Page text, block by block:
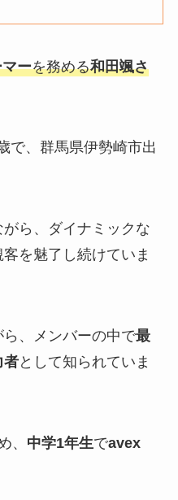
ーを務める和田颯さ
で、群馬県伊勢崎市出
ら、ダイナミックな
を魅了し続けていま
、メンバーの中で最
者として知られていま
、 中学1年生でavex